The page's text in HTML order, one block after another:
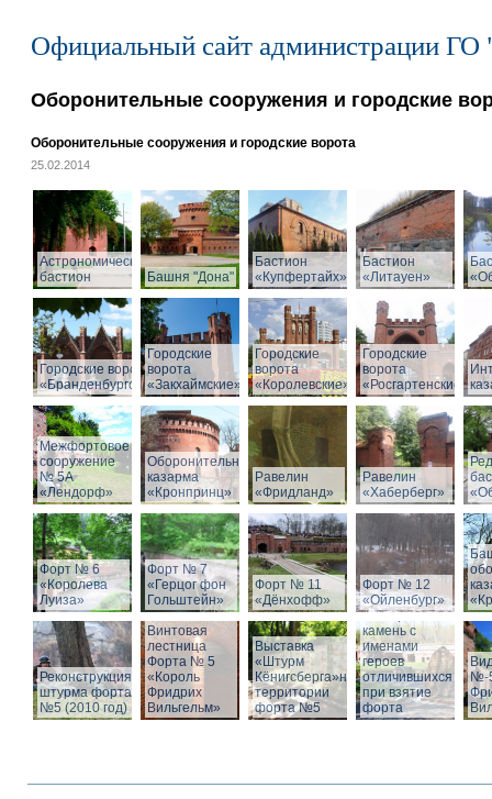
Официальный сайт администрации ГО
Оборонительные сооружения и городские
Оборонительные сооружения и городские ворота
25.02.2014
Астрономический
бастион
Башня "Дона"
Бастион
«Купфертайх»
Бастион
«Литауен»
Городские ворота
«Бранденбургские»
Городские
ворота
«Закхаймские»
Городские
ворота
«Королевские»
Городские
ворота
«Росгартенские»
Межфортовое
сооружение
№ 5А
«Лендорф»
Оборонительная
казарма
«Кронпринц»
Равелин
«Фридланд»
Равелин
«Хаберберг»
Форт № 6
«Королева
Луиза»
Форт № 7
«Герцог фон
Гольштейн»
Форт № 11
«Дёнхофф»
Форт № 12
«Ойленбург»
Реконструкция
штурма форта
№5 (2010 год)
Винтовая
лестница
Форта № 5
«Король
Фридрих
Вильгельм»
Выставка
«Штурм
Кёнигсберга»на
территории
форта №5
Мемориальный
камень с
именами
героев
отличившихся
при взятие
форта
№-